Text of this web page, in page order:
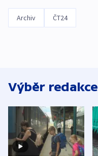
Archiv ČT24
Výběr redakce